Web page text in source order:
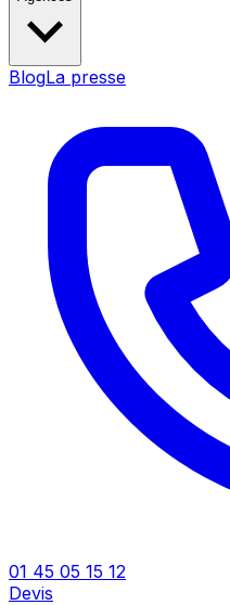
BlogLa presse
01 45 05 15 12
Devis